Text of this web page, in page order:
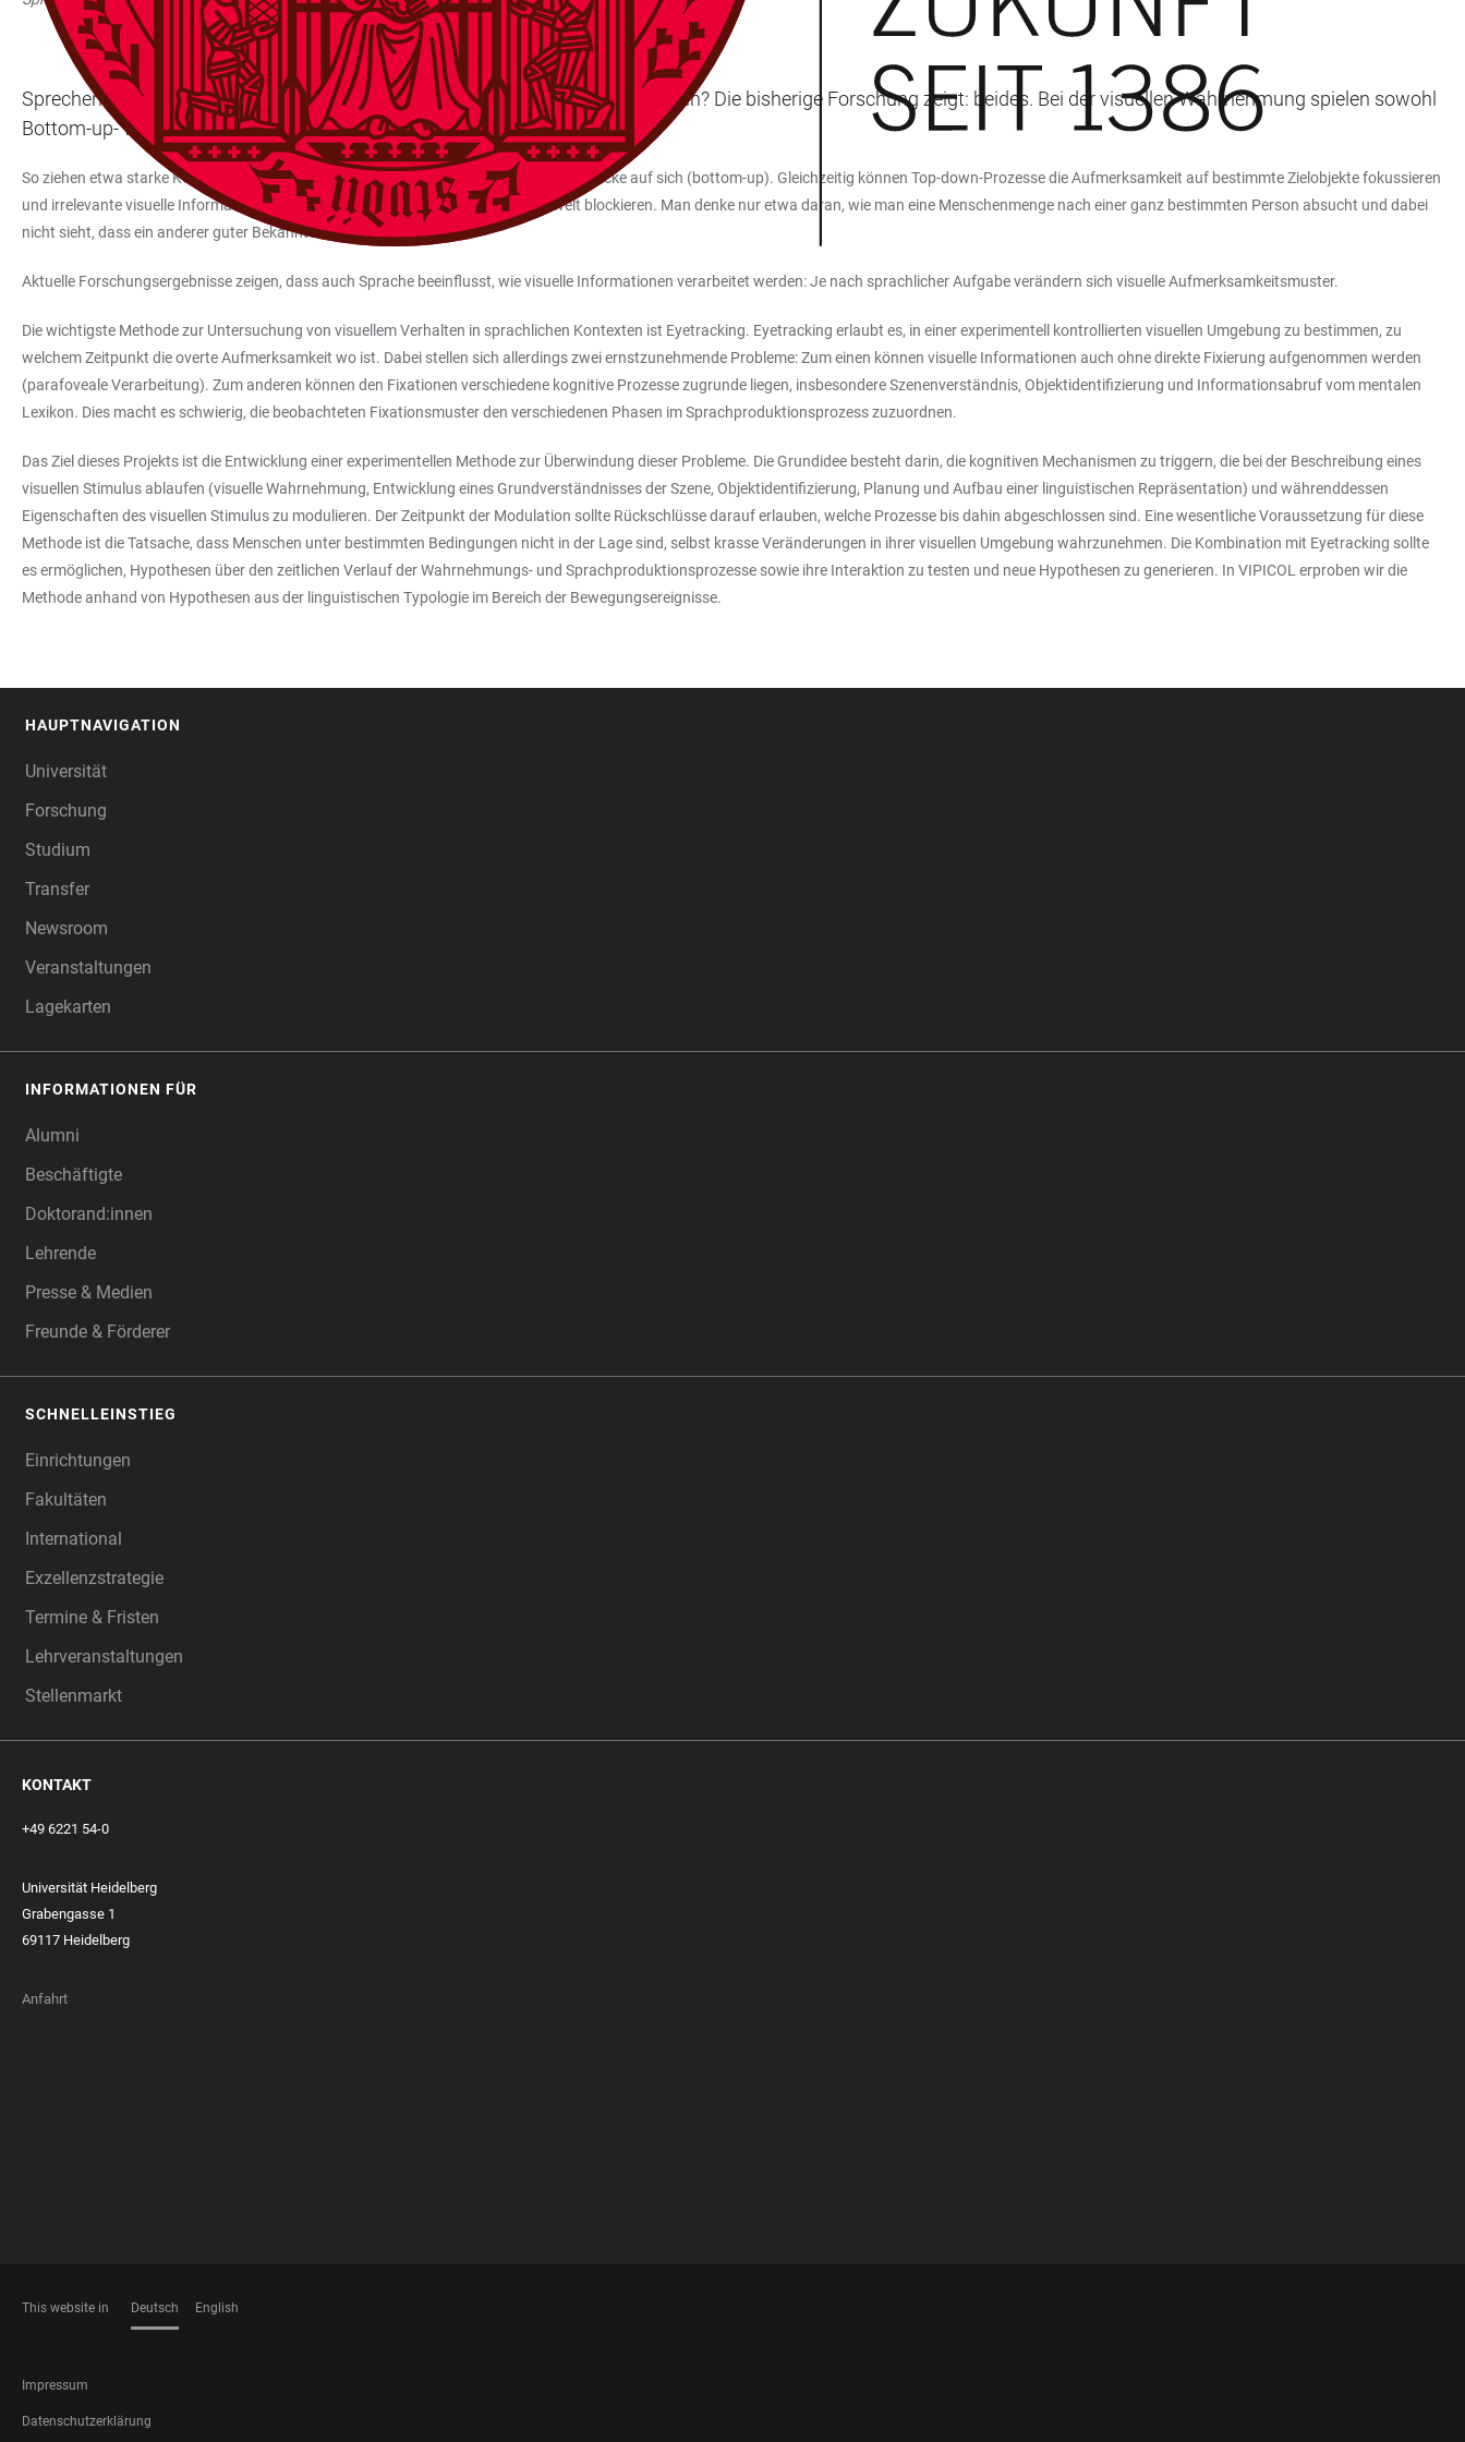
Sprechen wir über das, was wir sehen, oder sehen wir das, worüber wir sprechen? Die bisherige Forschung zeigt: beides. Bei der visuellen Wahrnehmung spielen sowohl
Bottom-up- wie auch Top-down-Prozesse eine Rolle.
So ziehen etwa starke Kontraste und Bewegungen Aufmerksamkeit und damit auch Blicke auf sich (bottom-up). Gleichzeitig können Top-down-Prozesse die Aufmerksamkeit auf bestimmte Zielobjekte fokussieren
und irrelevante visuelle Informationen von einem beträchtlichen Teil unserer Umwelt blockieren. Man denke nur etwa daran, wie man eine Menschenmenge nach einer ganz bestimmten Person absucht und dabei
nicht sieht, dass ein anderer guter Bekannter direkt vor einem steht.
Aktuelle Forschungsergebnisse zeigen, dass auch Sprache beeinflusst, wie visuelle Informationen verarbeitet werden: Je nach sprachlicher Aufgabe verändern sich visuelle Aufmerksamkeitsmuster.
Die wichtigste Methode zur Untersuchung von visuellem Verhalten in sprachlichen Kontexten ist Eyetracking. Eyetracking erlaubt es, in einer experimentell kontrollierten visuellen Umgebung zu bestimmen, zu
welchem Zeitpunkt die overte Aufmerksamkeit wo ist. Dabei stellen sich allerdings zwei ernstzunehmende Probleme: Zum einen können visuelle Informationen auch ohne direkte Fixierung aufgenommen werden
(parafoveale Verarbeitung). Zum anderen können den Fixationen verschiedene kognitive Prozesse zugrunde liegen, insbesondere Szenenverständnis, Objektidentifizierung und Informationsabruf vom mentalen
Lexikon. Dies macht es schwierig, die beobachteten Fixationsmuster den verschiedenen Phasen im Sprachproduktionsprozess zuzuordnen.
Das Ziel dieses Projekts ist die Entwicklung einer experimentellen Methode zur Überwindung dieser Probleme. Die Grundidee besteht darin, die kognitiven Mechanismen zu triggern, die bei der Beschreibung eines
visuellen Stimulus ablaufen (visuelle Wahrnehmung, Entwicklung eines Grundverständnisses der Szene, Objektidentifizierung, Planung und Aufbau einer linguistischen Repräsentation) und währenddessen
Eigenschaften des visuellen Stimulus zu modulieren. Der Zeitpunkt der Modulation sollte Rückschlüsse darauf erlauben, welche Prozesse bis dahin abgeschlossen sind. Eine wesentliche Voraussetzung für diese
Methode ist die Tatsache, dass Menschen unter bestimmten Bedingungen nicht in der Lage sind, selbst krasse Veränderungen in ihrer visuellen Umgebung wahrzunehmen. Die Kombination mit Eyetracking sollte
es ermöglichen, Hypothesen über den zeitlichen Verlauf der Wahrnehmungs- und Sprachproduktionsprozesse sowie ihre Interaktion zu testen und neue Hypothesen zu generieren. In VIPICOL erproben wir die
Methode anhand von Hypothesen aus der linguistischen Typologie im Bereich der Bewegungsereignisse.
HAUPTNAVIGATION
Universität
Forschung
Studium
Transfer
Newsroom
Veranstaltungen
Lagekarten
INFORMATIONEN FÜR
Alumni
Beschäftigte
Doktorand:innen
Lehrende
Presse & Medien
Freunde & Förderer
SCHNELLEINSTIEG
Einrichtungen
Fakultäten
International
Exzellenzstrategie
Termine & Fristen
Lehrveranstaltungen
Stellenmarkt
KONTAKT
+49 6221 54-0
Universität Heidelberg
Grabengasse 1
69117 Heidelberg
Anfahrt
This website in Deutsch English
FOOTER
LEGAL
Impressum
Datenschutzerklärung